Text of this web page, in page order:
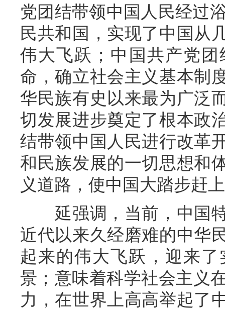
党团结带领中国人民经过
民共和国，实现了中国从
伟大飞跃；中国共产党
命，确立社会主义基本制
华民族有史以来最为广泛
切发展进步奠定了根本政
结带领中国人民进行改革
和民族发展的一切思想和
义道路，使中国大踏步赶
延强调，当前，中国特
近代以来久经磨难的中华
起来的伟大飞跃，迎来
景；意味着科学社会主义
力，在世界上高高举起了